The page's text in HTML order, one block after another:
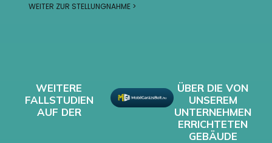
WEITER ZUR STELLUNGNAHME >
WEITERE
FALLSTUDIEN
AUF DER
ÜBER DIE VON
UNSEREM
UNTERNEHMEN
ERRICHTETEN
GEBÄUDE